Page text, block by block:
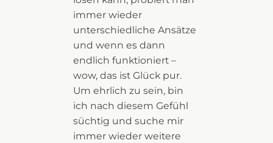
immer wieder
unterschiedliche Ansätze
und wenn es dann
endlich funktioniert –
wow, das ist Glück pur.
Um ehrlich zu sein, bin
ich nach diesem Gefühl
süchtig und suche mir
immer wieder weitere